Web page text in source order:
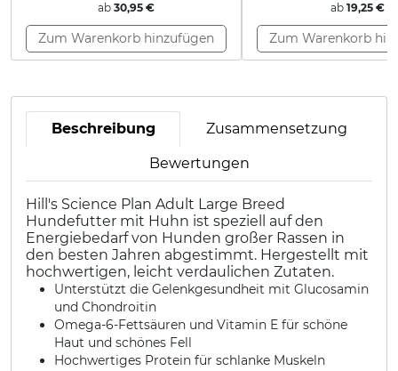
ab 30,95 €
Zum Warenkorb hinzufügen
ab 19,25 €
Zum Warenkorb
Beschreibung Zusammensetzung
Bewertungen
Hill's Science Plan Adult Large Breed
Hundefutter mit Huhn ist speziell auf den
Energiebedarf von Hunden großer Rassen in
den besten Jahren abgestimmt. Hergestellt mit
hochwertigen, leicht verdaulichen Zutaten.
Unterstützt die Gelenkgesundheit mit Glucosamin
und Chondroitin
Omega-6-Fettsäuren und Vitamin E für schöne
Haut und schönes Fell
Hochwertiges Protein für schlanke Muskeln